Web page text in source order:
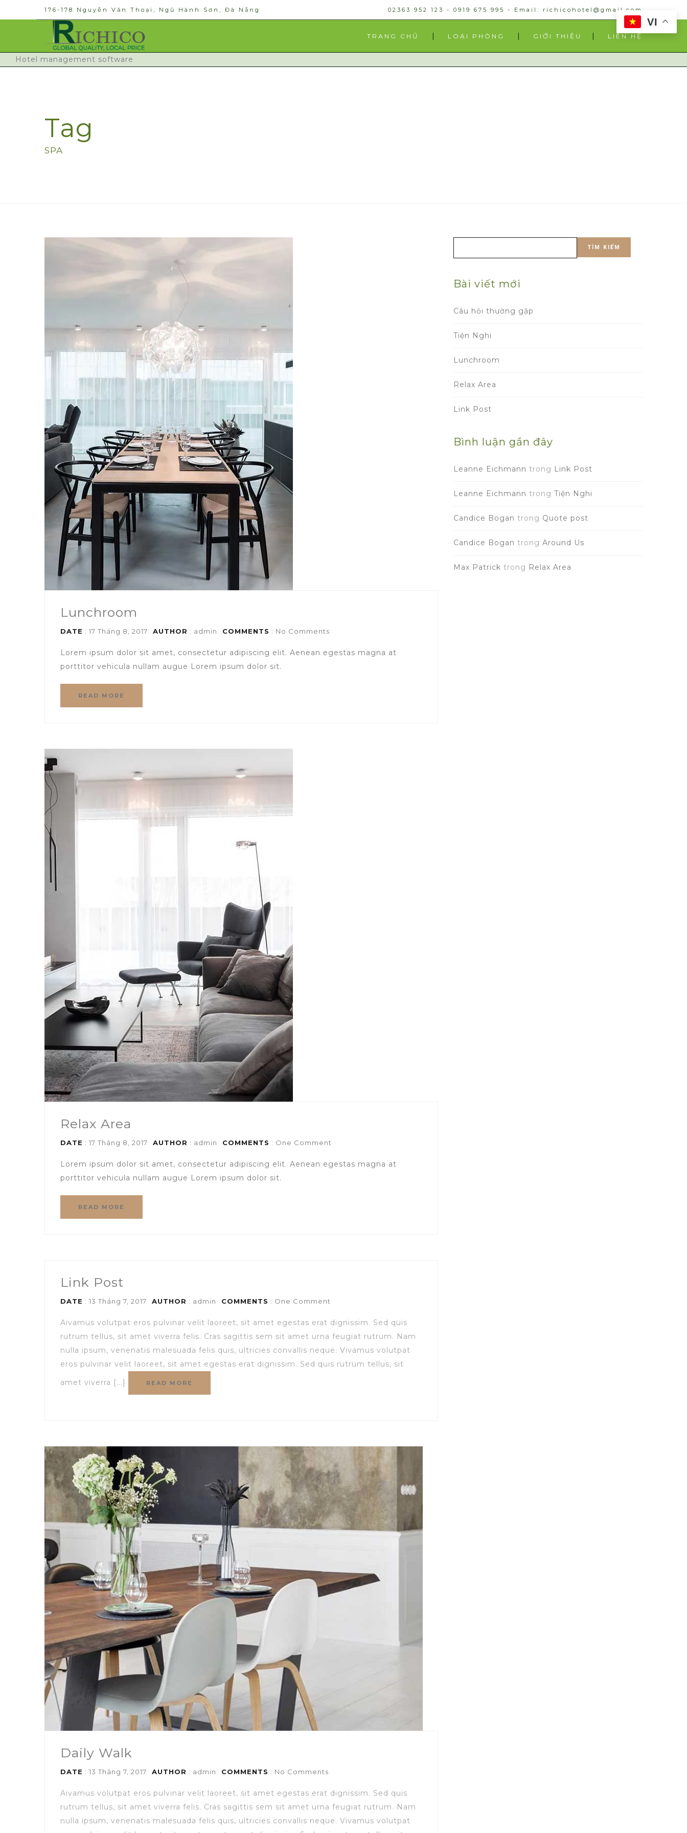
176-178 Nguyễn Văn Thoại, Ngũ Hành Sơn, Đà Nẵng 02363 952 123 - 0919 675 995 - Email: richicohotel@gmail.com
TRANG CHỦ LOẠI PHÒNG GIỚI THIỆU LIÊN HỆ
Hotel management software
Tag
SPA
Lunchroom
DATE : 17 Tháng 8, 2017 AUTHOR : admin COMMENTS : No Comments
Lorem ipsum dolor sit amet, consectetur adipiscing elit. Aenean egestas magna at
porttitor vehicula nullam augue Lorem ipsum dolor sit.
READ MORE
Relax Area
DATE : 17 Tháng 8, 2017 AUTHOR : admin COMMENTS : One Comment
Lorem ipsum dolor sit amet, consectetur adipiscing elit. Aenean egestas magna at
porttitor vehicula nullam augue Lorem ipsum dolor sit.
READ MORE
Link Post
DATE : 13 Tháng 7, 2017 AUTHOR : admin COMMENTS : One Comment
Aivamus volutpat eros pulvinar velit laoreet, sit amet egestas erat dignissim. Sed quis
rutrum tellus, sit amet viverra felis. Cras sagittis sem sit amet urna feugiat rutrum. Nam
nulla ipsum, venenatis malesuada felis quis, ultricies convallis neque. Vivamus volutpat
eros pulvinar velit laoreet, sit amet egestas erat dignissim. Sed quis rutrum tellus, sit
amet viverra [...]
READ MORE
Daily Walk
DATE : 13 Tháng 7, 2017 AUTHOR : admin COMMENTS : No Comments
Aivamus volutpat eros pulvinar velit laoreet, sit amet egestas erat dignissim. Sed quis
rutrum tellus, sit amet viverra felis. Cras sagittis sem sit amet urna feugiat rutrum. Nam
nulla ipsum, venenatis malesuada felis quis, ultricies convallis neque. Vivamus volutpat
kiếm
Bài viết mới
Câu hỏi thường gặp
Tiện Nghi
Lunchroom
Relax Area
Link Post
Bình luận gần đây
Leanne Eichmann trong Link Post
Leanne Eichmann trong Tiện Nghi
Candice Bogan trong Quote post
Candice Bogan trong Around Us
Max Patrick trong Relax Area
VI